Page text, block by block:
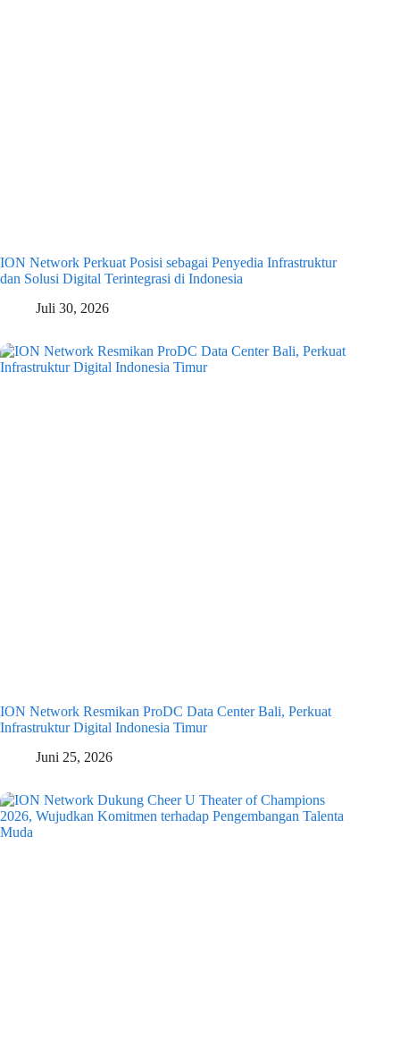
ION Network Perkuat Posisi sebagai Penyedia Infrastruktur
dan Solusi Digital Terintegrasi di Indonesia
Juli 30, 2026
ION Network Resmikan ProDC Data Center Bali, Perkuat
Infrastruktur Digital Indonesia Timur
Juni 25, 2026